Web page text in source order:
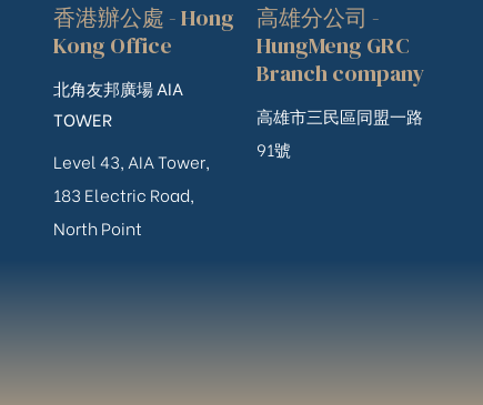
香港辦公處 - Hong
Kong Office
北角友邦廣場 AIA
TOWER
Level 43, AIA Tower,
183 Electric Road,
North Point
高雄分公司 -
HungMeng GRC
Branch company
高雄市三民區同盟一路
91號